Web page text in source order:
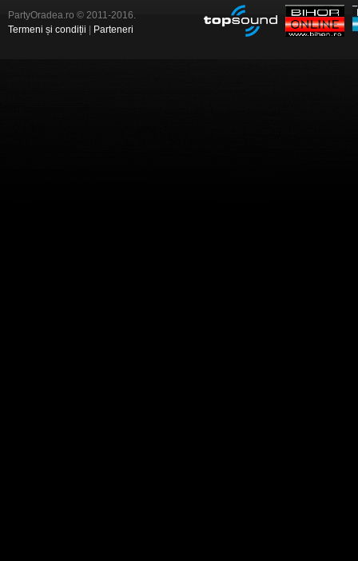
PartyOradea.ro © 2011-2016.
Termeni și condiții
Parteneri